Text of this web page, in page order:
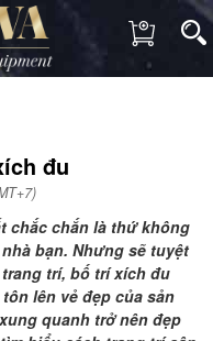
đu
chắc chắn là thứ không
bạn. Nhưng sẽ tuyệt
trí, bố trí xích đu
lên vẻ đẹp của sản
quanh trở nên đẹp